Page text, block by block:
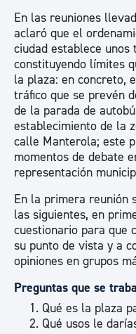
En las reuniones
aclaró que el
ciudad establece
constituyendo límites
la plaza: en concreto,
tráfico que se prevén
de la parada de
establecimiento de la
calle Manterola; este
momentos de debate
representación
En la primera reunión
las siguientes, en
cuestionario para que
su punto de vista y a
opiniones en grupos
Preguntas que se
Qué es la plaza
Qué usos le